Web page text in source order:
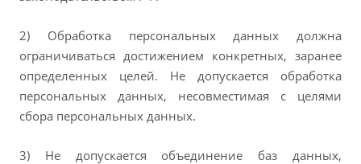
2) Обработка персональных данных должна
ограничиваться достижением конкретных, заранее
определенных целей. Не допускается обработка
персональных данных, несовместимая с целями
сбора персональных данных.
3) Не допускается объединение баз данных,